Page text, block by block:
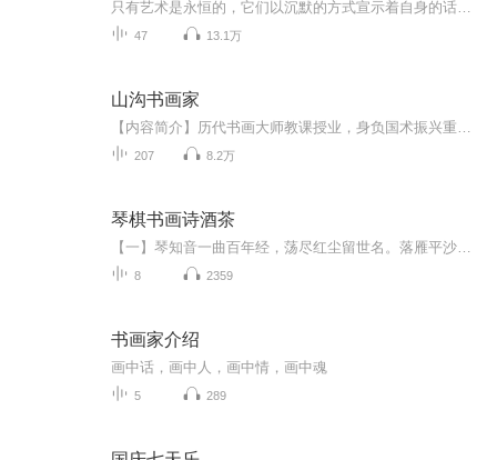
47 13.1万
山沟书画家
207 8.2万
琴棋书画诗酒茶
8 2359
书画家介绍
画中话，画中人，画中情，画中魂
5 289